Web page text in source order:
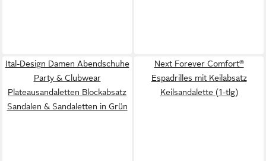
Ital-Design Damen Abendschuhe
Party & Clubwear
Plateausandaletten Blockabsatz
Sandalen & Sandaletten in Grün
Next Forever Comfort®
Espadrilles mit Keilabsatz
Keilsandalette (1-tlg)